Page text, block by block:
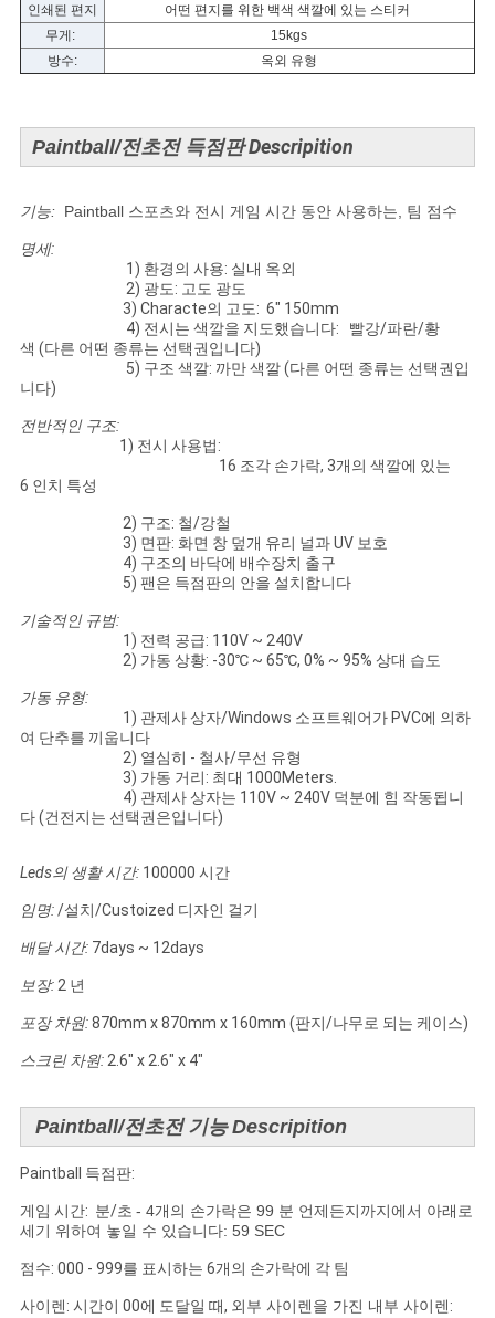
하
세
이
PRIVACY
POLICY
인쇄된 편지
어떤 편지를 위한 백색 색깔에 있는 스티커
무게:
15kgs
방수:
옥외 유형
Paintball/전초전득점판 Descripition
기능:Paintball 스포츠와 전시 게임 시간 동안 사용하는, 팀 점수
명세:
1) 환경의 사용: 실내 옥외
2) 광도: 고도 광도
3) Characte의 고도: 6" 150mm
4) 전시는 색깔을 지도했습니다: 빨강/파란/황
색 (다른 어떤 종류는 선택권입니다)
5) 구조 색깔: 까만 색깔 (다른 어떤 종류는 선택권입
니다)
전반적인 구조:
1) 전시 사용법:
16 조각 손가락, 3개의 색깔에 있는
6 인치 특성
2) 구조: 철/강철
3) 면판: 화면 창 덮개 유리 널과 UV 보호
4) 구조의 바닥에 배수장치 출구
5) 팬은 득점판의 안을 설치합니다
기술적인 규범:
1) 전력 공급: 110V ~ 240V
2) 가동 상황: -30℃ ~ 65℃, 0% ~ 95% 상대 습도
가동 유형:
1) 관제사 상자/Windows 소프트웨어가 PVC에 의하
여 단추를 끼웁니다
2) 열심히 - 철사/무선 유형
3) 가동 거리: 최대 1000Meters.
4) 관제사 상자는 110V ~ 240V 덕분에 힘 작동됩니
다 (건전지는 선택권은입니다)
Leds의 생활 시간:100000 시간
임명:/설치/Custoized 디자인 걸기
배달 시간:7days ~ 12days
보장:2 년
포장 차원:870mm x 870mm x 160mm (판지/나무로 되는 케이스)
스크린 차원:2.6" x 2.6" x 4"
Paintball/전초전 기능 Descripition
Paintball 득점판:
게임 시간: 분/초 - 4개의 손가락은 99 분 언제든지까지에서 아래로
세기 위하여 놓일 수 있습니다: 59 SEC
점수: 000 - 999를 표시하는 6개의 손가락에 각 팀
사이렌: 시간이 00에 도달일 때, 외부 사이렌을 가진 내부 사이렌: